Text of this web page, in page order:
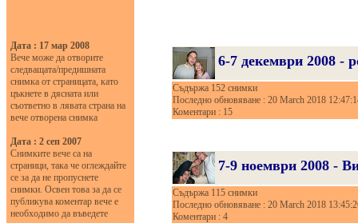
Дата : 17 мар 2008
Вече може да отворите
следващата/предишната
снимка от страницата, като
цъкнете в дясната или
съответно в лявата страна на
вече отворена снимка
Дата : 2 сеп 2007
Снимките вече са на
страници, така че оглеждайте
се за да не пропуснете
снимки. Освен това за да се
публикува коментар вече е
необходимо да въведете
6-7 декември 2008 -
Съдържа 152 снимки
Последно обновяване : 20 March 2018
Коментари : 15
7-9 ноември 2008 -
Съдържа 115 снимки
Последно обновяване : 20 March 2018
Коментари : 4